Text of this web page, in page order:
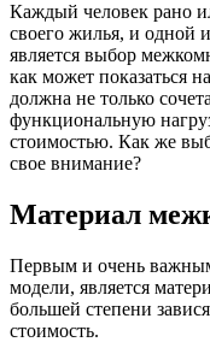
Каждый человек рано
своего жилья, и одной
является выбор
как может показаться
должна не только
функциональную
стоимостью. Как же
свое внимание?
Материал
Первым и очень
модели, является
большей степени
стоимость.